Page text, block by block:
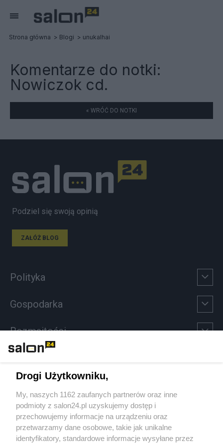
Strona główna Blogi unukalhai
Komentarze do notki:
Nowiczok cd.
« WRÓĆ DO NOTKI
Podziel się swoją opinią
ZAŁÓŻ BLOG
Polityka
Gospodarka
Rozmaitości
Sport
Społeczeństwo
Kultura
Drogi Użytkowniku,
My, naszych 1162 zaufanych partnerów oraz inne
podmioty z salon24.pl uzyskujemy dostęp i
przechowujemy informacje na urządzeniu oraz
przetwarzamy dane osobowe, takie jak unikalne
identyfikatory, standardowe informacje wysyłane przez